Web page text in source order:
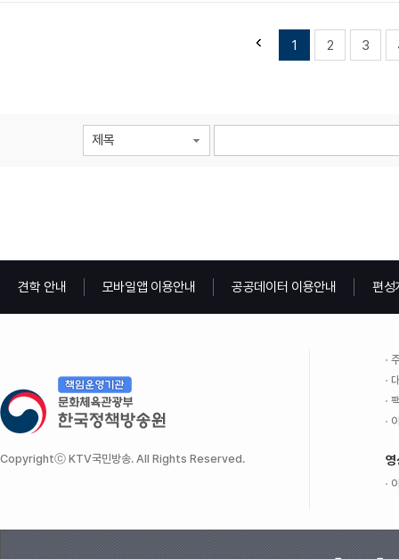
1 2 3
제목
견학 안내 모바일앱 이용안내 공공데이터 이용안내 편성
Copyrightⓒ KTV국민방송. All Rights Reserved. 영